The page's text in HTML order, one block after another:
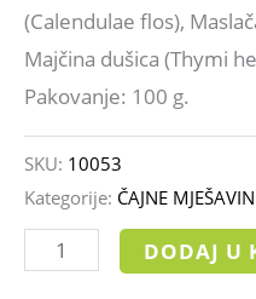
(Calendulae flos),
Majčina dušica (Thymi
Pakovanje: 100 g.
SKU: 10053
Kategorije: ČAJNE
DODAJ U